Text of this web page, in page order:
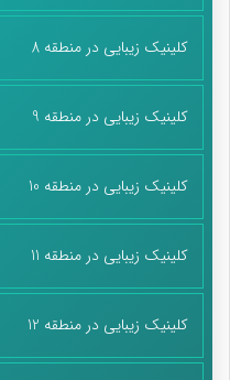
کلینیک زیبایی در منطقه 8
کلینیک زیبایی در منطقه 9
کلینیک زیبایی در منطقه 10
کلینیک زیبایی در منطقه 11
کلینیک زیبایی در منطقه 12